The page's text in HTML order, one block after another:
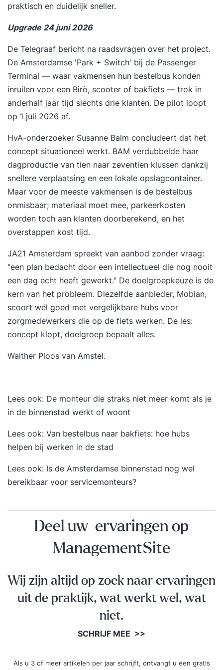
praktisch en duidelijk sneller.
Upgrade 24 juni 2026
De Telegraaf bericht na raadsvragen over het project.
De Amsterdamse 'Park + Switch' bij de Passenger
Terminal — waar vakmensen hun bestelbus konden
inruilen voor een Birò, scooter of bakfiets — trok in
anderhalf jaar tijd slechts drie klanten. De pilot loopt
op 1 juli 2026 af.
HvA-onderzoeker Susanne Balm concludeert dat het
concept situationeel werkt. BAM verdubbelde haar
dagproductie van tien naar zeventien klussen dankzij
snellere verplaatsing en een lokale opslagcontainer.
Maar voor de meeste vakmensen is de bestelbus
onmisbaar; materiaal moet mee, parkeerkosten
worden toch aan klanten doorberekend, en het
overstappen kost tijd.
JA21 Amsterdam spreekt van aanbod zonder vraag:
"een plan bedacht door een intellectueel die nog nooit
een dag echt heeft gewerkt." De doelgroepkeuze is de
kern van het probleem. Diezelfde aanbieder, Mobian,
scoort wél goed met vergelijkbare hubs voor
zorgmedewerkers die op de fiets werken. De les:
concept klopt, doelgroep bepaalt alles.
Walther Ploos van Amstel.
Lees ook: De monteur die straks niet meer komt als je
in de binnenstad werkt of woont
Lees ook: Van bestelbus naar bakfiets: hoe hubs
helpen bij werken in de stad
Lees ook: Is de Amsterdamse binnenstad nog wel
bereikbaar voor servicemonteurs?
Deel uw ervaringen op
ManagementSite
Wij zijn altijd op zoek naar ervaringen
uit de praktijk, wat werkt wel, wat
niet.
SCHRIJF MEE >>
Als u 3 of meer artikelen per jaar schrijft, ontvangt u een gratis